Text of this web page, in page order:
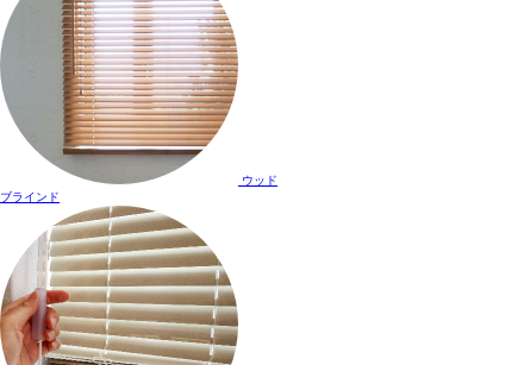
ウッド
ブラインド